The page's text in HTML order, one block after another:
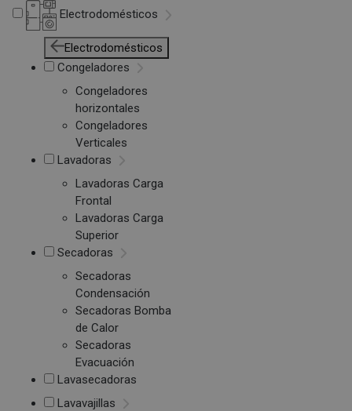
Electrodomésticos
Electrodomésticos
Congeladores
Congeladores
horizontales
Congeladores
Verticales
Lavadoras
Lavadoras Carga
Frontal
Lavadoras Carga
Superior
Secadoras
Secadoras
Condensación
Secadoras Bomba
de Calor
Secadoras
Evacuación
Lavasecadoras
Lavavajillas